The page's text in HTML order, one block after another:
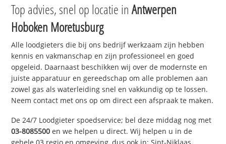
Top advies, snel op locatie inAntwerpen
Hoboken Moretusburg
Alle loodgieters die bij ons bedrijf werkzaam zijn hebben
kennis en vakmanschap en zijn professioneel en goed
opgeleid. Daarnaast beschikken wij over de modernste en
juiste apparatuur en gereedschap om alle problemen aan
zowel gas als waterleiding snel en vakkundig op te lossen.
Neem contact met ons op om direct een afspraak te maken.
De 24/7 Loodgieter spoedservice; bel deze middag nog met
03-8085500 en we helpen u direct. Wij helpen u in de